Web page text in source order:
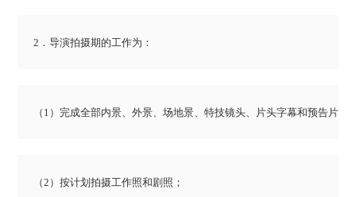
2．导演拍摄期的工作为：
（1）完成全部内景、外景、场地景、特技镜头、片头字幕和预告片的
（2）按计划拍摄工作照和剧照；